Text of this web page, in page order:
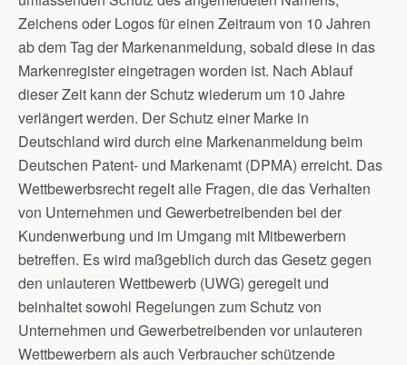
Zeichens oder Logos für einen Zeitraum von 10 Jahren
ab dem Tag der Markenanmeldung, sobald diese in das
Markenregister eingetragen worden ist. Nach Ablauf
dieser Zeit kann der Schutz wiederum um 10 Jahre
verlängert werden. Der Schutz einer Marke in
Deutschland wird durch eine Markenanmeldung beim
Deutschen Patent- und Markenamt (DPMA) erreicht. Das
Wettbewerbsrecht regelt alle Fragen, die das Verhalten
von Unternehmen und Gewerbetreibenden bei der
Kundenwerbung und im Umgang mit Mitbewerbern
betreffen. Es wird maßgeblich durch das Gesetz gegen
den unlauteren Wettbewerb (UWG) geregelt und
beinhaltet sowohl Regelungen zum Schutz von
Unternehmen und Gewerbetreibenden vor unlauteren
Wettbewerbern als auch Verbraucher schützende